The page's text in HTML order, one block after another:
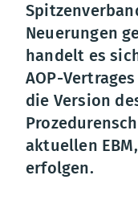
Neuerungen
handelt es
AOP-
die Version
aktuellen
erfolgen.